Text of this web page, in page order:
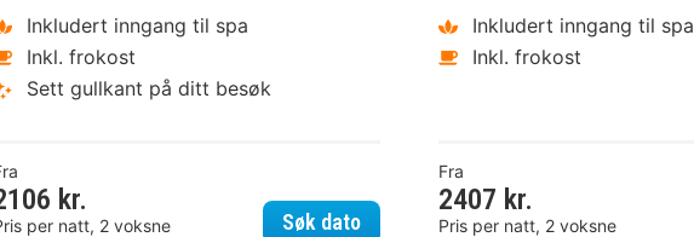
Inkludert inngang til spa
Inkl. frokost
Sett gullkant på ditt besøk
kr.
per natt, 2 voksne Søk datoVarbergs Kusthotell
Inkludert inngang til spa
Inkl. frokost
Fra
2407 kr.
Pris per natt, 2 voksne